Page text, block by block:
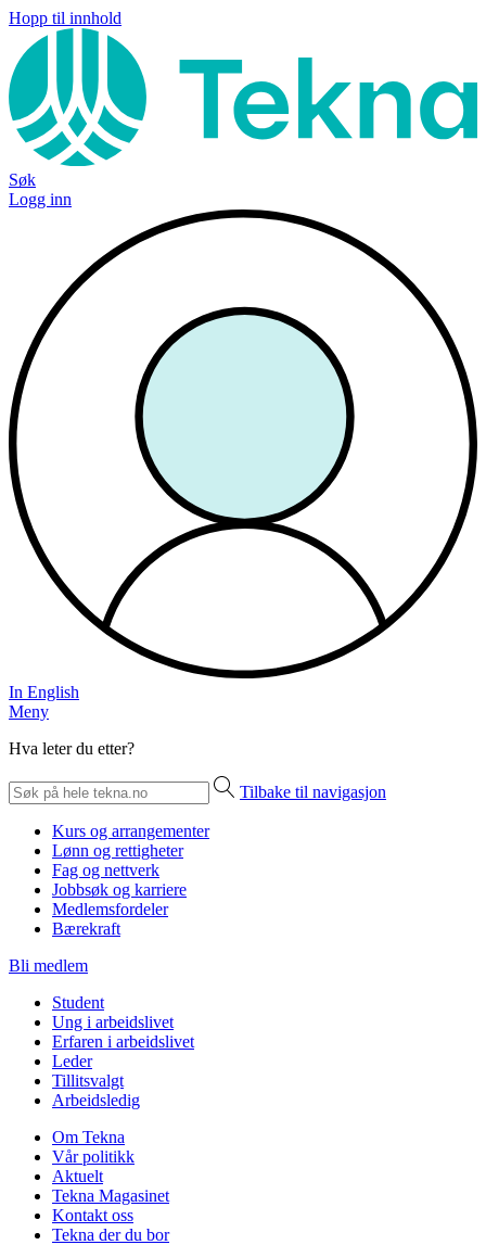
Hopp til innhold
Søk
Logg inn
In English
Meny
Hva leter du etter?
Tilbake til navigasjon
Kurs og arrangementer
Lønn og rettigheter
Fag og nettverk
Jobbsøk og karriere
Medlemsfordeler
Bærekraft
Bli medlem
Student
Ung i arbeidslivet
Erfaren i arbeidslivet
Leder
Tillitsvalgt
Arbeidsledig
Om Tekna
Vår politikk
Aktuelt
Tekna Magasinet
Kontakt oss
Tekna der du bor